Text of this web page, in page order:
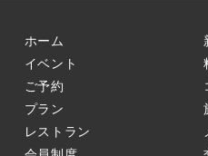
ホーム
イベント
ご予約
プラン
レストラン